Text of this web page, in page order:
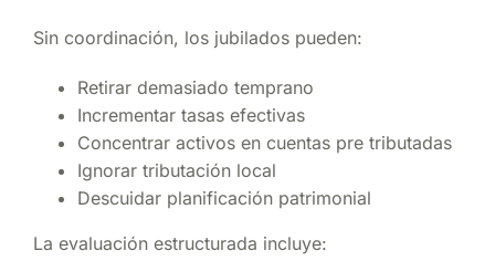
Sin coordinación, los jubilados pueden:
Retirar demasiado temprano
Incrementar tasas efectivas
Concentrar activos en cuentas pre tributadas
Ignorar tributación local
Descuidar planificación patrimonial
La evaluación estructurada incluye: